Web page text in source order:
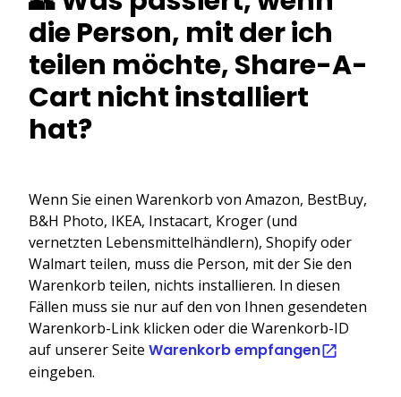
die Person, mit der ich
teilen möchte, Share-A-
Cart nicht installiert
hat?
Wenn Sie einen Warenkorb von Amazon, BestBuy,
B&H Photo, IKEA, Instacart, Kroger (und
vernetzten Lebensmittelhändlern), Shopify oder
Walmart teilen, muss die Person, mit der Sie den
Warenkorb teilen, nichts installieren. In diesen
Fällen muss sie nur auf den von Ihnen gesendeten
Warenkorb-Link klicken oder die Warenkorb-ID
auf unserer Seite Warenkorb empfangen
eingeben.